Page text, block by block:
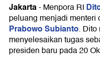
Jakarta-Menpora RI
peluang menjadi
Prabowo Subianto.
menyelesaikan tugas
presiden baru pada 20